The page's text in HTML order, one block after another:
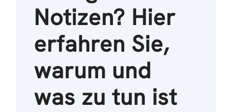
Notizen? Hier
erfahren Sie,
warum und
was zu tun ist